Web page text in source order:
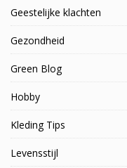
Geestelijke klachten
Gezondheid
Green Blog
Hobby
Kleding Tips
Levensstijl